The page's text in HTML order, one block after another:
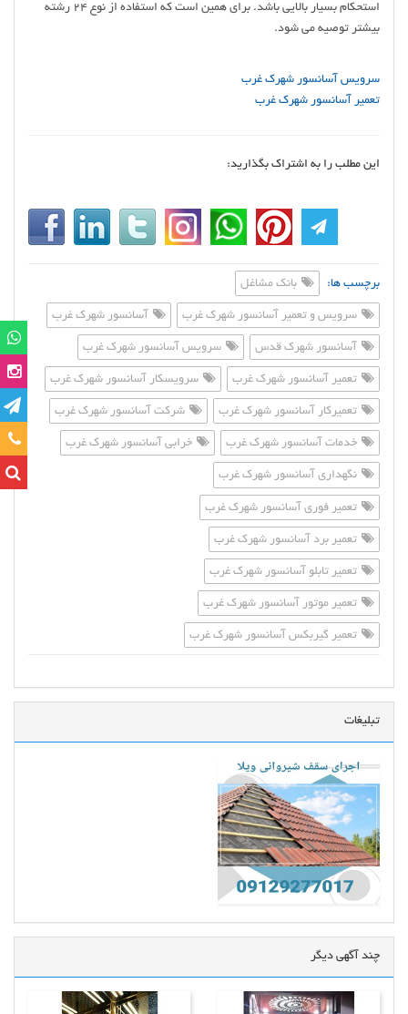
استحکام بسیار بالایی باشد. برای همین است که استفاده از نوع 24 رشته
بیشتر توصیه می شود.
سرویس آسانسور شهرک غرب
تعمیر آسانسور شهرک غرب
این مطلب را به اشتراک بگذارید:
برچسب ها: بانک مشاغل
سرویس و تعمیر آسانسور شهرک غرب آسانسور شهرک غرب
آسانسور شهرک قدس سرویس آسانسور شهرک غرب
تعمیر آسانسور شهرک غرب سرویسکار آسانسور شهرک غرب
تعمیرکار آسانسور شهرک غرب شرکت آسانسور شهرک غرب
خدمات آسانسور شهرک غرب خرابی آسانسور شهرک غرب
نگهداری آسانسور شهرک غرب
تعمیر فوری آسانسور شهرک غرب
تعمیر برد آسانسور شهرک غرب
تعمیر تابلو آسانسور شهرک غرب
تعمیر موتور آسانسور شهرک غرب
تعمیر گیربکس آسانسور شهرک غرب
تبلیغات
چند آگهی دیگر